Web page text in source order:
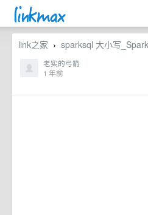
link之家 › sparksql 大小写
老实的弓箭
1 年前